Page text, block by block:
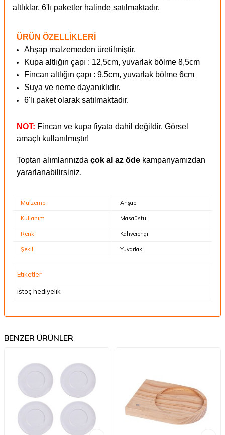
altlıklar, 6'lı paketler halinde satılmaktadır.
ÜRÜN ÖZELLİKLERİ
Ahşap malzemeden üretilmiştir.
Kupa altlığın çapı : 12,5cm, yuvarlak bölme 8,5cm
Fincan altlığın çapı : 9,5cm, yuvarlak bölme 6cm
Suya ve neme dayanıklıdır.
6'lı paket olarak satılmaktadır.
NOT: Fincan ve kupa fiyata dahil değildir. Görsel
amaçlı kullanılmıştır!
Toptan alımlarınızda çok al az öde kampanyamızdan
yararlanabilirsiniz.
Malzeme Ahşap
Kullanım Masaüstü
Renk Kahverengi
Şekil Yuvarlak
Etiketler
istoç hediyelik
BENZER ÜRÜNLER